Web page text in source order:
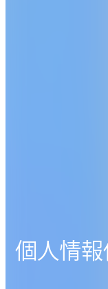
個人情